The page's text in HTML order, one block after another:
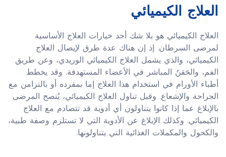
العلاج الكيميائي
العلاج الكيميائي هو بلا شك أحد خيارات العلاج الأساسية
لمرضى السرطان. إذ إن هناك عدة طرق لإيصال العلاج
الكيميائي، والذي يشمل العلاج الكيميائي الوريدي، وعن طريق
الفم، والحَقنُ المباشر في الأعضاء المستهدفة. وقد يخطط
أطباء الأورام في استخدام هذا العلاج إما بمفرده أو بالتزامن مع
الجراحة والإشعاع. وقبل تناول العلاج الكيميائي، يُنصح المرضى
بالإبلاغ عما إذا كانوا يتناولون أي أدوية قد تتصادم مع العلاج
الكيميائي. وكذلك الإبلاغ عن الأدوية التي لا تستلزم وصفة طبية،
والكحول والمكملات الغذائية التي يتناولونها.